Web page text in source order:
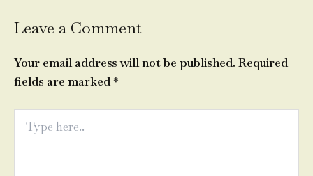
Leave a Comment
Your email address will not be published. Required
fields are marked*
here..